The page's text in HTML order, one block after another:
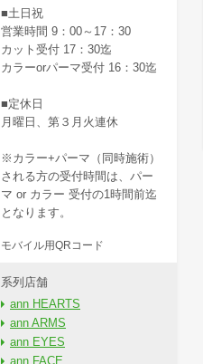
■土日祝
営業時間 9：00～17：30
カット受付 17：30迄
カラーorパーマ受付 16：30迄
■定休日
月曜日、第３月火連休
※カラー+パーマ（同時施術）
される方の受付時間は、パー
マ or カラー 受付の1時間前迄
となります。
モバイル用QRコード
系列店舗
ann HEARTS
ann ARMS
ann EYES
ann FACE